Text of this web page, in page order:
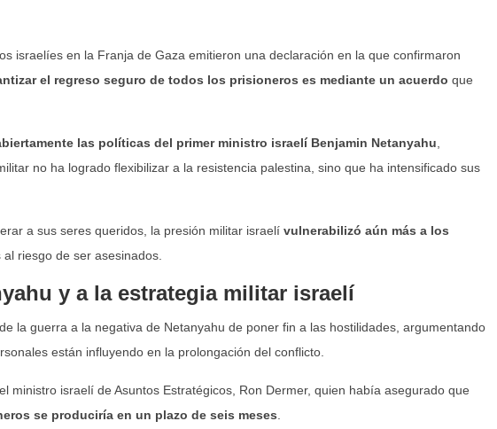
israelíes en la Franja de Gaza emitieron una declaración en la que confirmaron
el regreso seguro de todos los prisioneros es mediante un acuerdo que
las políticas del primer ministro israelí Benjamin Netanyahu
no ha logrado flexibilizar a la resistencia palestina, sino que ha intensificado sus
a sus seres queridos, la presión militar israelí vulnerabilizó aún más a los
al riesgo de ser asesinados.
y a la estrategia militar israelí
la guerra a la negativa de Netanyahu de poner fin a las hostilidades, argumentando
están influyendo en la prolongación del conflicto.
ministro israelí de Asuntos Estratégicos, Ron Dermer, quien había asegurado que
se produciría en un plazo de seis meses